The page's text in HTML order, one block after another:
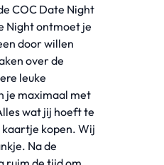
COC Date Night
Night ontmoet je
door willen
over de
leuke
je maximaal met
wat jij hoeft te
kaartje kopen. Wij
Na de